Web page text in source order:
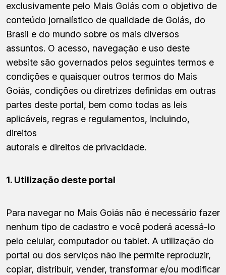
exclusivamente pelo Mais Goiás com o objetivo de
conteúdo jornalístico de qualidade de Goiás, do
Brasil e do mundo sobre os mais diversos
assuntos. O acesso, navegação e uso deste
website são governados pelos seguintes termos e
condições e quaisquer outros termos do Mais
Goiás, condições ou diretrizes definidas em outras
partes deste portal, bem como todas as leis
aplicáveis, regras e regulamentos, incluindo,
direitos
autorais e direitos de privacidade.
1. Utilização deste portal
Para navegar no Mais Goiás não é necessário fazer
nenhum tipo de cadastro e você poderá acessá-lo
pelo celular, computador ou tablet. A utilização do
portal ou dos serviços não lhe permite reproduzir,
copiar, distribuir, vender, transformar e/ou modificar